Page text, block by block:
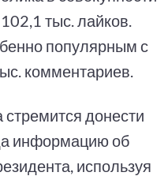
тыс. лайков.
популярным с
комментариев.
донести
информацию об
используя